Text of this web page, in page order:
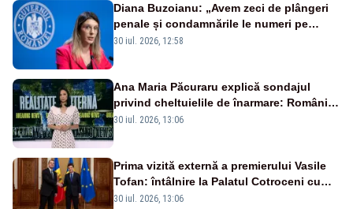
Diana Buzoianu: „Avem zeci de plângeri
penale și condamnările le numeri pe
degetele de la o mână”
30 iul. 2026, 12:58
Ana Maria Păcuraru explică sondajul
privind cheltuielile de înarmare: Românii
cer transparență în achiziții și un echilibru
30 iul. 2026, 13:06
Prima vizită externă a premierului Vasile
Tofan: întâlnire la Palatul Cotroceni cu
președintele Nicușor Dan
30 iul. 2026, 13:06